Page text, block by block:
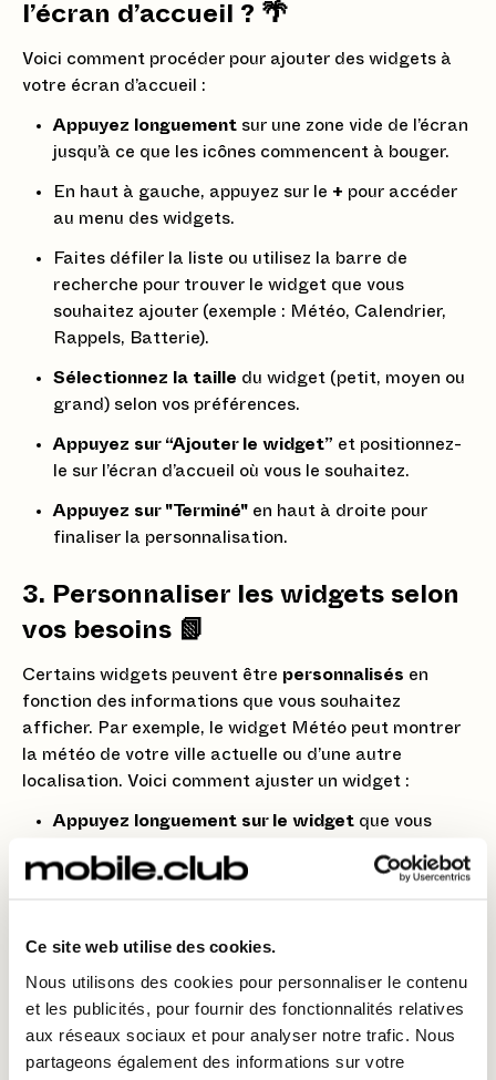
Ce site web utilise des cookies.
Nous utilisons des cookies pour personnaliser le contenu
et les publicités, pour fournir des fonctionnalités relatives
aux réseaux sociaux et pour analyser notre trafic. Nous
partageons également des informations sur votre
l’écran d’accueil ? 🌴
Voici comment procéder pour ajouter des widgets à
votre écran d’accueil :
Appuyez longuement sur une zone vide de l’écran
jusqu’à ce que les icônes commencent à bouger.
En haut à gauche, appuyez sur le + pour accéder
au menu des widgets.
Faites défiler la liste ou utilisez la barre de
recherche pour trouver le widget que vous
souhaitez ajouter (exemple : Météo, Calendrier,
Rappels, Batterie).
Sélectionnez la taille du widget (petit, moyen ou
grand) selon vos préférences.
Appuyez sur “Ajouter le widget” et positionnez-
le sur l’écran d’accueil où vous le souhaitez.
Appuyez sur "Terminé" en haut à droite pour
finaliser la personnalisation.
3. Personnaliser les widgets selon
vos besoins 📗
Certains widgets peuvent être personnalisés en
fonction des informations que vous souhaitez
afficher. Par exemple, le widget Météo peut montrer
la météo de votre ville actuelle ou d’une autre
localisation. Voici comment ajuster un widget :
Appuyez longuement sur le widget que vous
(comme la ville pour le widget Météo ou l’agenda
pour le Calendrier).
4. Êtes-vous prêt à personnaliser
l’écran de votre iPhone 14 ? 💚